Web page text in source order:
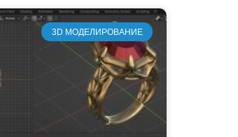
3D МОДЕЛИРОВАНИЕ